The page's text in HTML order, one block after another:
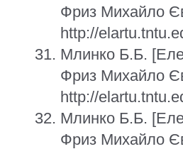
Фриз Михайло
http://
Млинко Б.Б.
Фриз Михайло
http://
Млинко Б.Б.
Фриз Михайло